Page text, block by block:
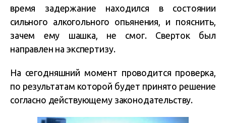
время задержание находился в состоянии
сильного алкогольного опьянения, и пояснить,
зачем ему шашка, не смог. Сверток был
направлен на экспертизу.
На сегодняшний момент проводится проверка,
по результатам которой будет принято решение
согласно действующему законодательству.